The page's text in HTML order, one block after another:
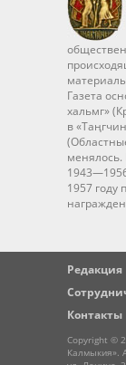
Газета
хальмг»
в
менялось.
1957
Редакция
Контакты
Copyright ©
Калмыкия».